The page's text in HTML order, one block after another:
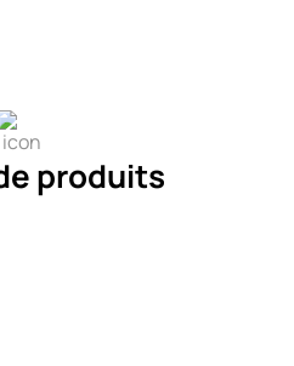
produits